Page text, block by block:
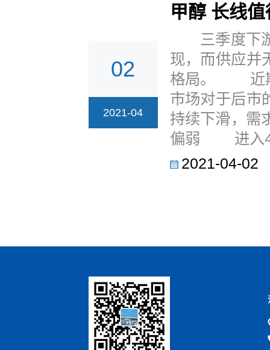
02
2021-04
甲醇 长线
三季度下游
现，而供应并
格局。 近期
市场对于后市
持续下滑，
偏弱 进入4
2021-04-02